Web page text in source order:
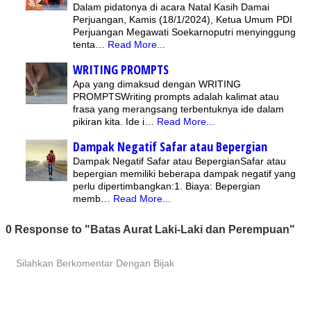
Dalam pidatonya di acara Natal Kasih Damai
Perjuangan, Kamis (18/1/2024), Ketua Umum PDI
Perjuangan Megawati Soekarnoputri menyinggung
tenta…
Read More...
WRITING PROMPTS
Apa yang dimaksud dengan WRITING
PROMPTSWriting prompts adalah kalimat atau
frasa yang merangsang terbentuknya ide dalam
pikiran kita. Ide i…
Read More...
Dampak Negatif Safar atau Bepergian
Dampak Negatif Safar atau BepergianSafar atau
bepergian memiliki beberapa dampak negatif yang
perlu dipertimbangkan:1. Biaya: Bepergian
memb…
Read More...
0 Response to "Batas Aurat Laki-Laki dan Perempuan"
Silahkan Berkomentar Dengan Bijak